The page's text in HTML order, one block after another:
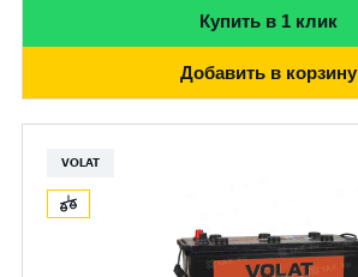
Купить в 1 клик
Добавить в корзину
VOLAT